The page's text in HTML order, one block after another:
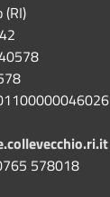
(RI)
578018